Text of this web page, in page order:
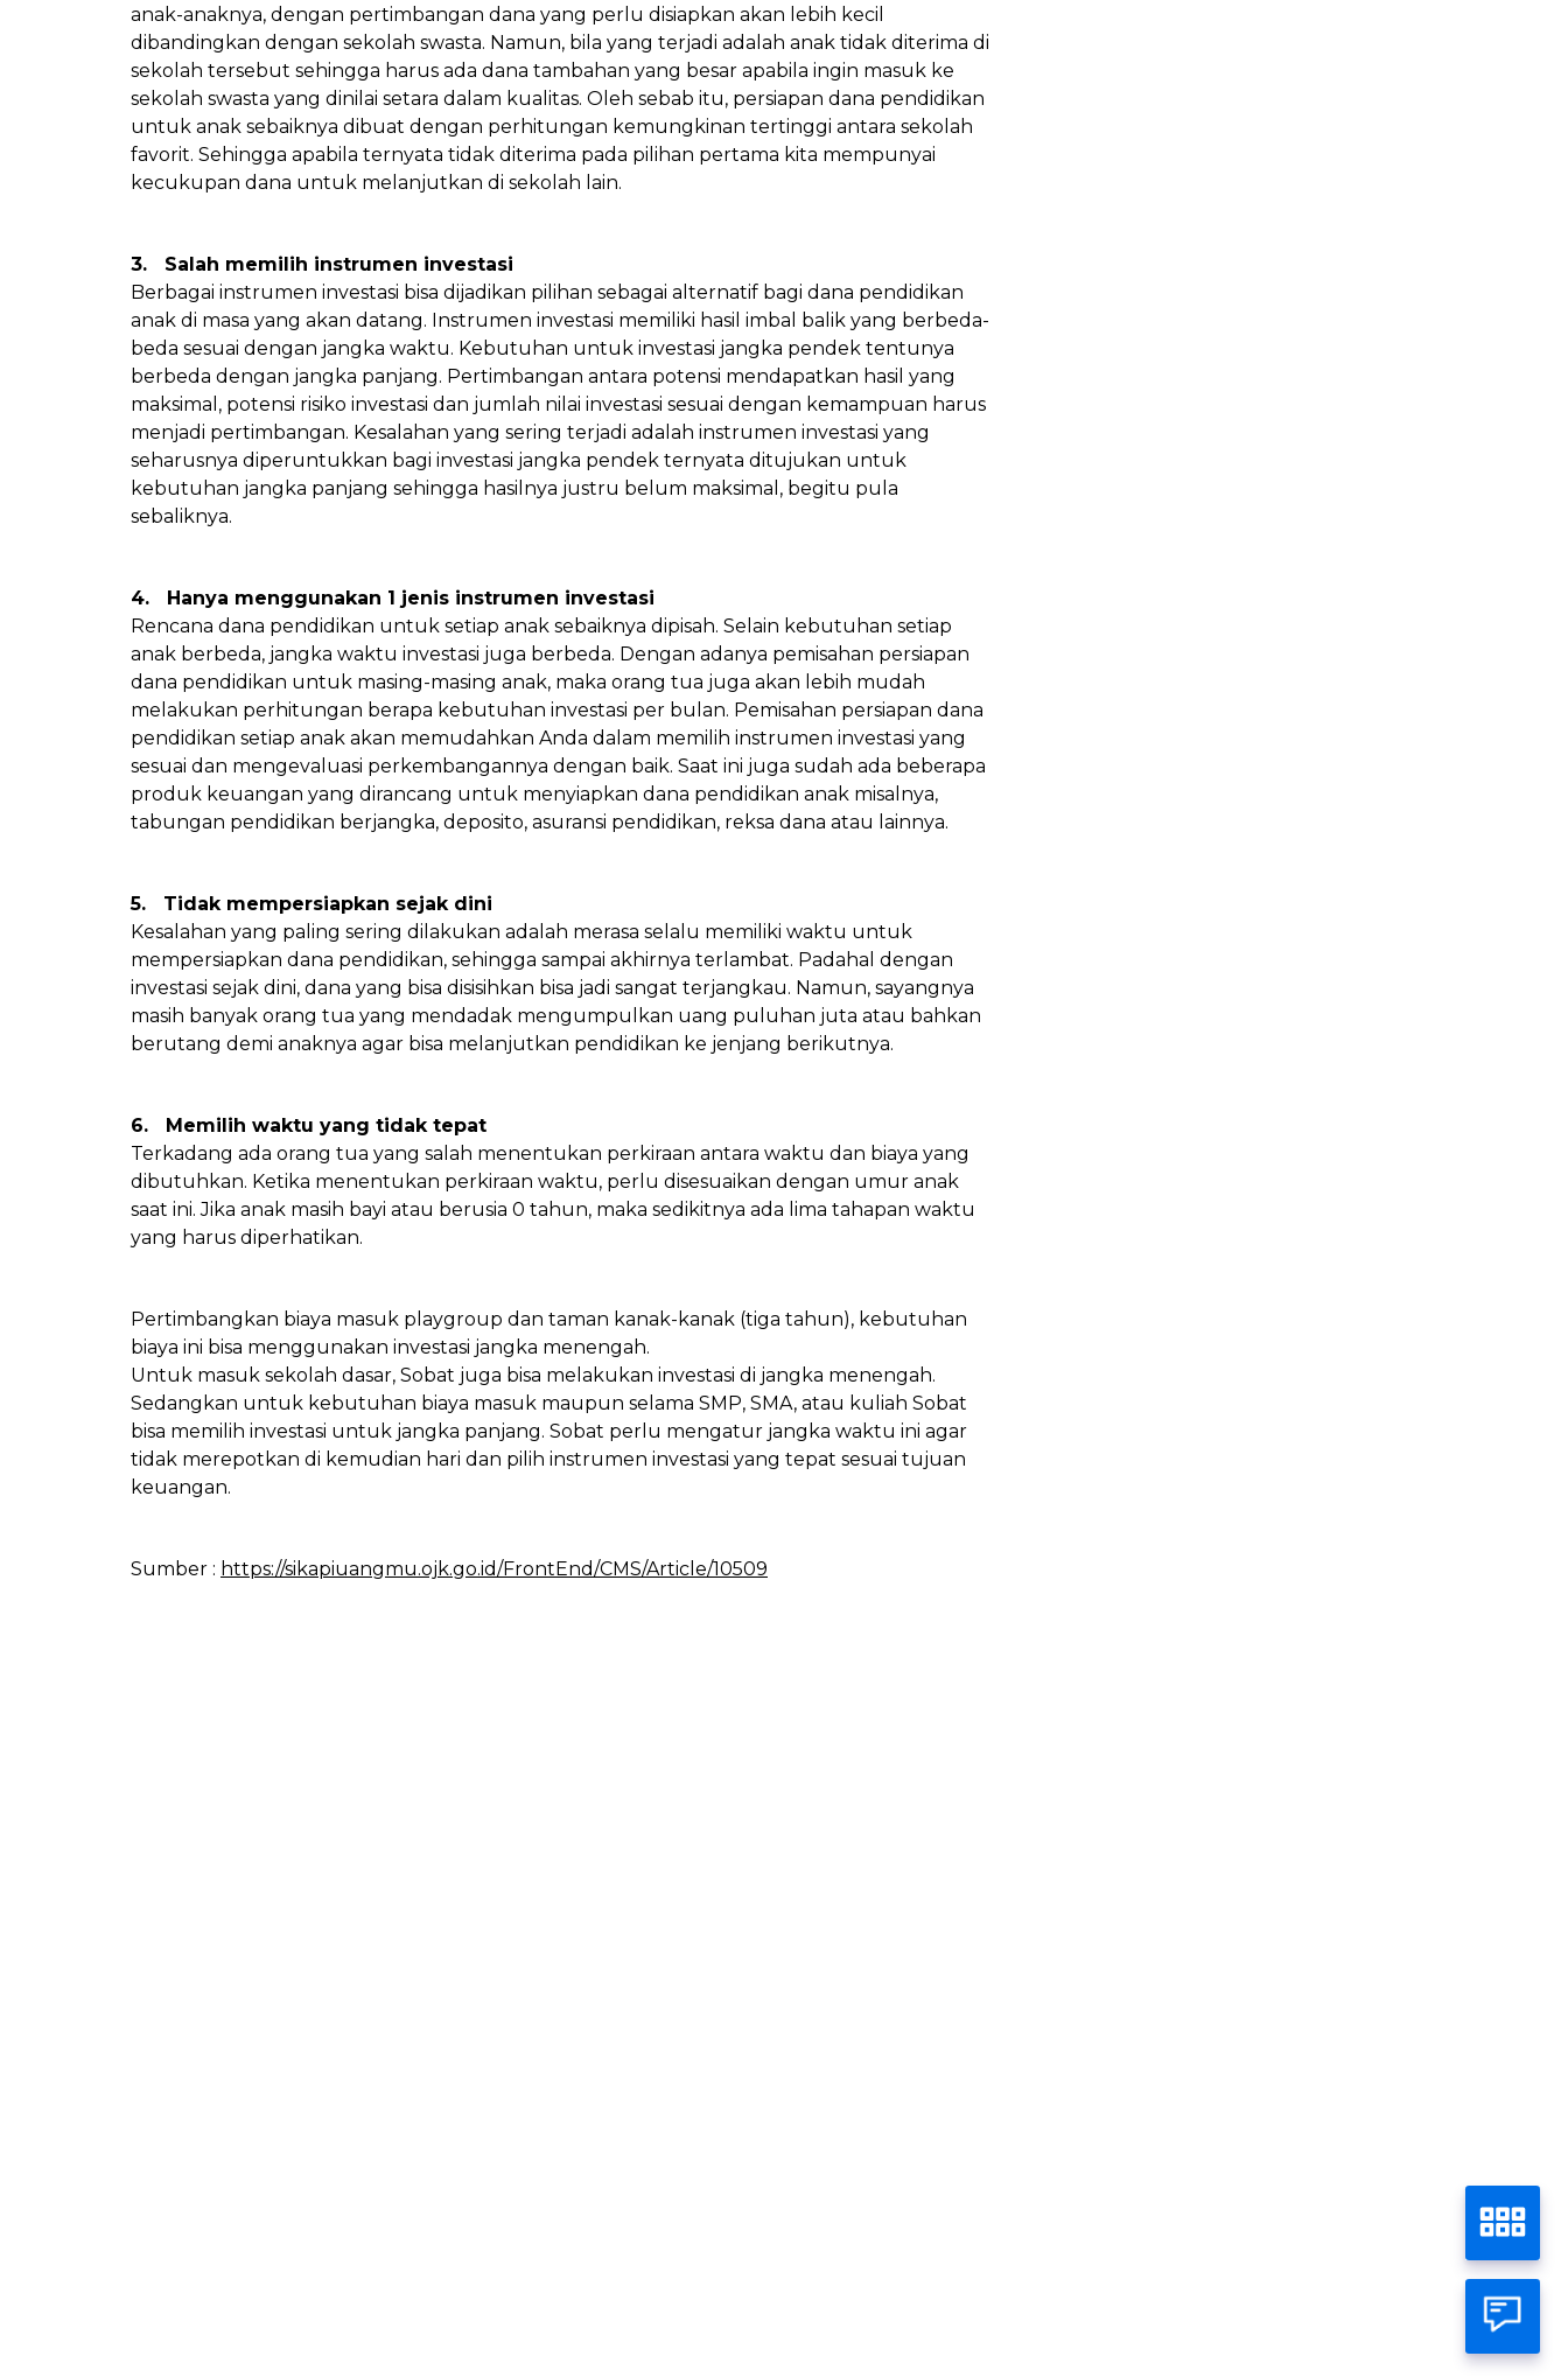
anak-anaknya, dengan pertimbangan dana yang perlu disiapkan akan lebih kecil
dibandingkan dengan sekolah swasta. Namun, bila yang terjadi adalah anak tidak diterima di
sekolah tersebut sehingga harus ada dana tambahan yang besar apabila ingin masuk ke
sekolah swasta yang dinilai setara dalam kualitas. Oleh sebab itu, persiapan dana pendidikan
untuk anak sebaiknya dibuat dengan perhitungan kemungkinan tertinggi antara sekolah
favorit. Sehingga apabila ternyata tidak diterima pada pilihan pertama kita mempunyai
kecukupan dana untuk melanjutkan di sekolah lain.
3. Salah memilih instrumen investasi
Berbagai instrumen investasi bisa dijadikan pilihan sebagai alternatif bagi dana pendidikan
anak di masa yang akan datang. Instrumen investasi memiliki hasil imbal balik yang berbeda-
beda sesuai dengan jangka waktu. Kebutuhan untuk investasi jangka pendek tentunya
berbeda dengan jangka panjang. Pertimbangan antara potensi mendapatkan hasil yang
maksimal, potensi risiko investasi dan jumlah nilai investasi sesuai dengan kemampuan harus
menjadi pertimbangan. Kesalahan yang sering terjadi adalah instrumen investasi yang
seharusnya diperuntukkan bagi investasi jangka pendek ternyata ditujukan untuk
kebutuhan jangka panjang sehingga hasilnya justru belum maksimal, begitu pula
sebaliknya.
4. Hanya menggunakan 1 jenis instrumen investasi
Rencana dana pendidikan untuk setiap anak sebaiknya dipisah. Selain kebutuhan setiap
anak berbeda, jangka waktu investasi juga berbeda. Dengan adanya pemisahan persiapan
dana pendidikan untuk masing-masing anak, maka orang tua juga akan lebih mudah
melakukan perhitungan berapa kebutuhan investasi per bulan. Pemisahan persiapan dana
pendidikan setiap anak akan memudahkan Anda dalam memilih instrumen investasi yang
sesuai dan mengevaluasi perkembangannya dengan baik. Saat ini juga sudah ada beberapa
produk keuangan yang dirancang untuk menyiapkan dana pendidikan anak misalnya,
tabungan pendidikan berjangka, deposito, asuransi pendidikan, reksa dana atau lainnya.
5. Tidak mempersiapkan sejak dini
Kesalahan yang paling sering dilakukan adalah merasa selalu memiliki waktu untuk
mempersiapkan dana pendidikan, sehingga sampai akhirnya terlambat. Padahal dengan
investasi sejak dini, dana yang bisa disisihkan bisa jadi sangat terjangkau. Namun, sayangnya
masih banyak orang tua yang mendadak mengumpulkan uang puluhan juta atau bahkan
berutang demi anaknya agar bisa melanjutkan pendidikan ke jenjang berikutnya.
6. Memilih waktu yang tidak tepat
Terkadang ada orang tua yang salah menentukan perkiraan antara waktu dan biaya yang
dibutuhkan. Ketika menentukan perkiraan waktu, perlu disesuaikan dengan umur anak
saat ini. Jika anak masih bayi atau berusia 0 tahun, maka sedikitnya ada lima tahapan waktu
yang harus diperhatikan.
Pertimbangkan biaya masuk playgroup dan taman kanak-kanak (tiga tahun), kebutuhan
biaya ini bisa menggunakan investasi jangka menengah.
Untuk masuk sekolah dasar, Sobat juga bisa melakukan investasi di jangka menengah.
Sedangkan untuk kebutuhan biaya masuk maupun selama SMP, SMA, atau kuliah Sobat
bisa memilih investasi untuk jangka panjang. Sobat perlu mengatur jangka waktu ini agar
tidak merepotkan di kemudian hari dan pilih instrumen investasi yang tepat sesuai tujuan
keuangan.
Sumber : https://sikapiuangmu.ojk.go.id/FrontEnd/CMS/Article/10509